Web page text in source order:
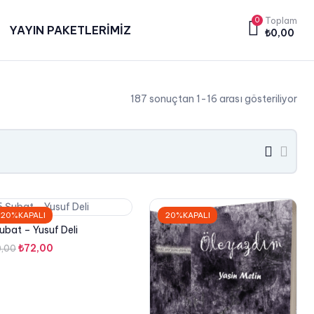
YAYIN PAKETLERİMİZ
0 Toplam
₺0,00
187 sonuçtan 1-16 arası gösteriliyor
grid
20%KAPALI
– Yusuf Deli
Orijinal
₺72,00
20%KAPALI